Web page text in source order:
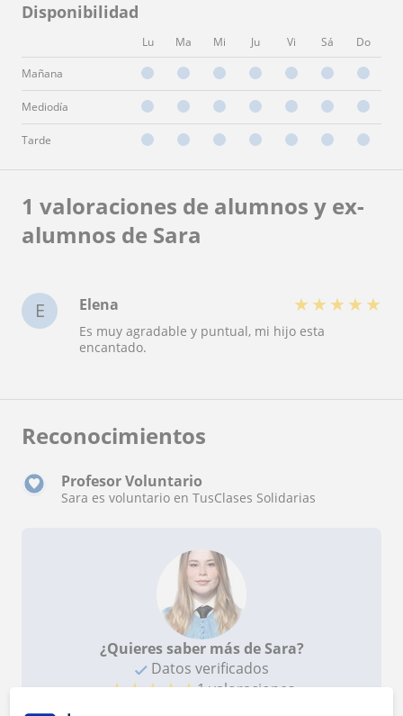
Disponibilidad
Lu Ma Mi Ju Vi Sá Do
Mañana
Mediodía
Tarde
1 valoraciones de alumnos y ex-
alumnos de Sara
E Elena ★ ★ ★ ★ ★
Es muy agradable y puntual, mi hijo esta
encantado.
Reconocimientos
Profesor Voluntario
Sara es voluntario en TusClases Solidarias
¿Quieres saber más de Sara?
Datos verificados
★★★★★1 valoraciones